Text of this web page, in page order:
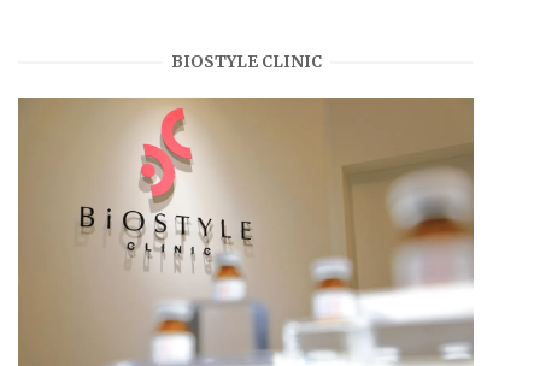
BIOSTYLE CLINIC